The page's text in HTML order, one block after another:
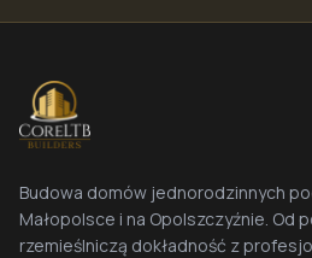
Budowa domów jednorodzinnych
Małopolsce i na Opolszczyźnie. Od
rzemieślniczą dokładność z